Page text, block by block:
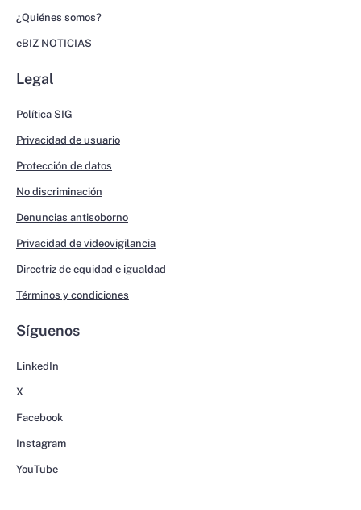
¿Quiénes somos?
eBIZ NOTICIAS
Legal
Política SIG
Privacidad de usuario
Protección de datos
No discriminación
Denuncias antisoborno
Privacidad de videovigilancia
Directriz de equidad e igualdad
Términos y condiciones
Síguenos
LinkedIn
X
Facebook
Instagram
YouTube